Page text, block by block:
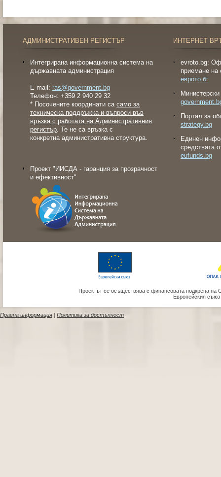
АДМИНИСТРАТИВЕН РЕГИСТЪР
Интегрирана информационна система на
държавната администрация
E-mail: ras@government.bg
Телефон: +359 2 940 29 32
* Посочените координати са само за
техническа поддръжка и въпроси във
връзка с работата на Административния
регистър. Те не са връзка с
конкретна административна структура.
Проект "ИИСДА - гаранция за прозрачност
и ефективност"
ИНТЕРНЕТ
evroto.bg:
приемане на
еврото.бг
Портал за
strategy.bg
Eдинен
средствата
eufunds.bg
Проектът се осъществява с финансовата подкрепа на
Европейския
Правна информация | Политика за достъпност